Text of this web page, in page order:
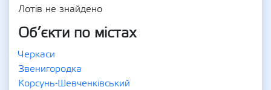
Лотів не знайдено
Об’єкти по містах
Черкаси
Звенигородка
Корсунь-Шевченківський